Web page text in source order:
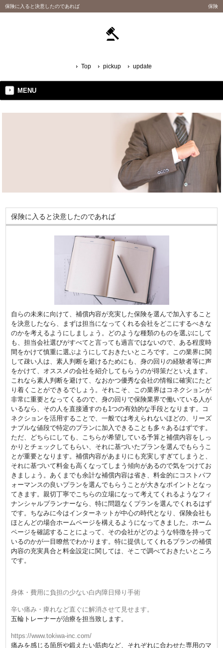
保険に入ると決意したのであれば 保険
Top pickup update
MENU
保険に入ると決意したのであれば
自らの未来に向けて、補償内容が充実した保険を選んで加入すること
を決意したなら、まずは担当になってくれる会社をどこにするべきな
のかを考えるようにしましょう。どのような種類のものを選ぶにして
も、担当会社選びがすべてと言っても過言ではないので、ある程度時
間をかけて慎重に選ぶようにしておきたいところです。この業界に関
して疎い人は、素人判断を避けるためにも、身の回りの経験者等に声
をかけて、オススメの会社を紹介してもらうのが得策だといえます。
これなら素人判断を避けて、なおかつ優秀な会社の情報に確実にたど
り着くことができるでしょう。それこそ、この業界はコネクションが
非常に重要となってくるので、身の回りで保険業界で働いている人が
いるなら、その人を直接通すのも1つの有効的な手段となります。コ
ネクションを活用することで、一般では考えられないほどの、リーズ
ナブルな値段で特定のプランに加入できることも多々あるはずです。
ただ、どちらにしても、こちらが希望している予算と補償内容をしっ
かりとチェックしてもらい、それに基づいたプランを選んでもらうこ
とが重要となります。補償内容があまりにも充実しすぎてしまうと、
それに基づいて料金も高くなってしまう傾向があるので気をつけてお
きましょう。あくまでも余計な補償内容は省き、料金的にコストパフ
ォーマンスの良いプランを選んでもらうことが大きなポイントとなっ
てきます。親切丁寧でこちらの立場になって考えてくれるようなフィ
ナンシャルプランナーなら、特に問題なくプランを選んでくれるはず
です。ちなみに今はインターネットが中心の時代となり、保険会社も
ほとんどの場合ホームページを構えるようになってきました。ホーム
ページを確認することによって、その会社がどのような特徴を持って
いるのかが一目瞭然でわかります。特に提供してくれるプランの補償
内容の充実具合と料金設定に関しては、そこで調べておきたいところ
です。
身体・費用に負担の少ない白内障日帰り手術
辛い痛み・痺れなど直ぐに解消させて見せます。
五輪トレーナーが治療を担当致します。
https://www.tokiwa-inc.com/
痛みを感じる箇所や鍛えたい筋肉など、それぞれに合わせた専用のマ